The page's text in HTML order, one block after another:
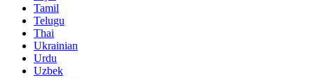
Tamil
Telugu
Thai
Ukrainian
Urdu
Uzbek